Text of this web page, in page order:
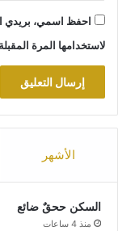
احفظ اسمي، بريدي
لاستخدامها المرة
الأشهر
السكن ححقٌ ضائع
منذ 4 ساعات